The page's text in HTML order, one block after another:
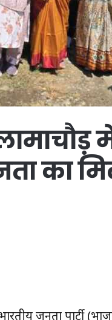
का
जनता पार्टी